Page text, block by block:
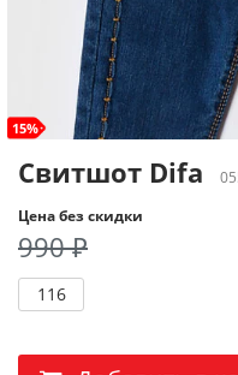
15%
Свитшот Difa
Цена без скидки
990 ₽
116